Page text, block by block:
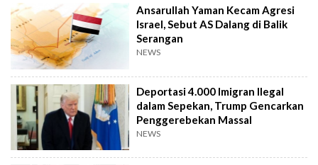
Ansarullah Yaman Kecam Agresi
Israel, Sebut AS Dalang di Balik
Serangan
NEWS
Deportasi 4.000 Imigran Ilegal
dalam Sepekan, Trump Gencarkan
Penggerebekan Massal
NEWS